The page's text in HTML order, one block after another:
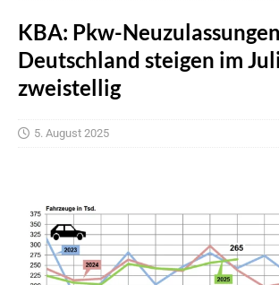
KBA: Pkw-
Deutschland steigen im
zweistellig
5. August 2025